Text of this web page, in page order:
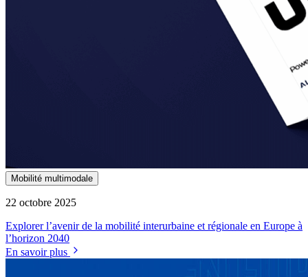
Mobilité multimodale
22 octobre 2025
Explorer l’avenir de la mobilité interurbaine et régionale en Europe à
l’horizon 2040
En savoir plus